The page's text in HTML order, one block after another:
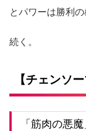
とパワーは勝利
続く。
【チェンソ
「筋肉の悪